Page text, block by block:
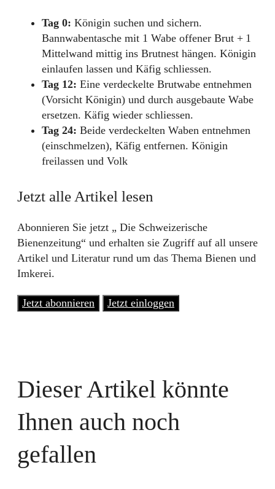
Tag 0: Königin suchen und sichern.
Bannwabentasche mit 1 Wabe offener Brut + 1
Mittelwand mittig ins Brutnest hängen. Königin
einlaufen lassen und Käfig schliessen.
Tag 12: Eine verdeckelte Brutwabe entnehmen
(Vorsicht Königin) und durch ausgebaute Wabe
ersetzen. Käfig wieder schliessen.
Tag 24: Beide verdeckelten Waben entnehmen
(einschmelzen), Käfig entfernen. Königin
freilassen und Volk
Jetzt alle Artikel lesen
Abonnieren Sie jetzt „ Die Schweizerische
Bienenzeitung“ und erhalten sie Zugriff auf all unsere
Artikel und Literatur rund um das Thema Bienen und
Imkerei.
Jetzt abonnieren Jetzt einloggen
Dieser Artikel könnte
Ihnen auch noch
gefallen